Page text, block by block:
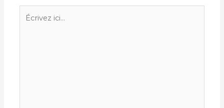
Écrivez